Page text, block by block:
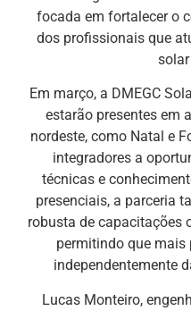
focada em fortalecer o
dos profissionais que
Em março, a DMEGC
estarão presentes em
nordeste, como Natal e
integradores a
técnicas e
presenciais, a parceria
robusta de capacitações
permitindo que
independentemente
Lucas Monteiro,